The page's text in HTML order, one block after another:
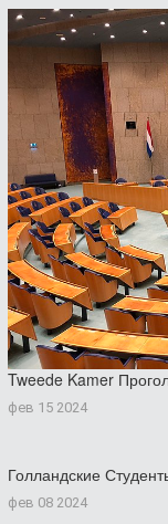
Tweede Kamer
фев 15 2024
Голландские
фев 08 2024